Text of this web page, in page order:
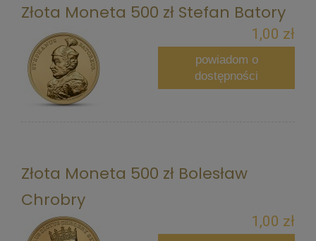
Złota Moneta 500 zł Stefan Batory
1,00 zł
powiadom o
dostępności
Złota Moneta 500 zł Bolesław
Chrobry
1,00 zł